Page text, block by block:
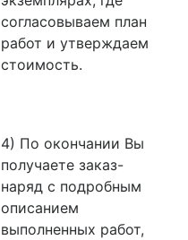
согласовываем план
работ и утверждаем
стоимость.
4) По окончании Вы
получаете заказ-
наряд с подробным
описанием
выполненных работ,